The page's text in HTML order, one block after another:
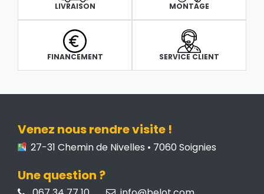
LIVRAISON MONTAGE
FINANCEMENT SERVICE CLIENT
Venez nous rendre visite !
27-31 Chemin de Nivelles • 7060 Soignies
Une question ?